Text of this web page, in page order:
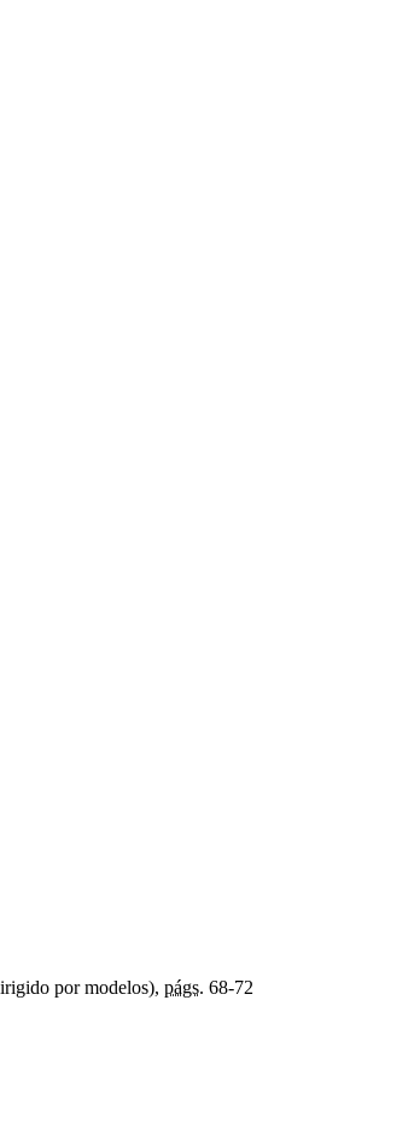
por modelos), págs. 68-72